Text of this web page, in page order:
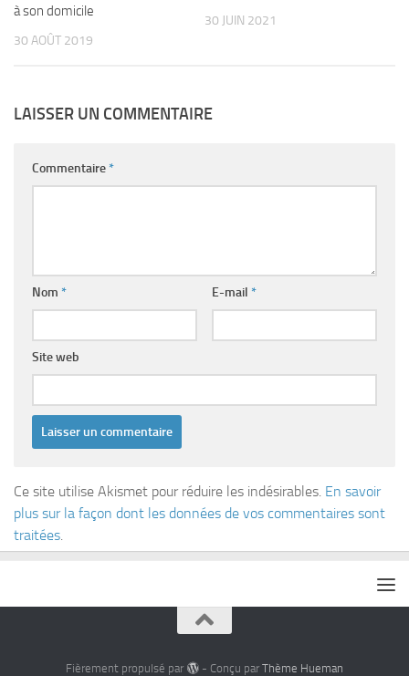
à son domicile
30 AOÛT 2019
30 JUIN 2021
LAISSER UN COMMENTAIRE
Commentaire*
Nom * E-mail *
Site web
Ce site utilise Akismet pour réduire les indésirables. En savoir
plus sur la façon dont les données de vos commentaires sont
traitées.
Fièrement propulsé par - Conçu par Thème Hueman